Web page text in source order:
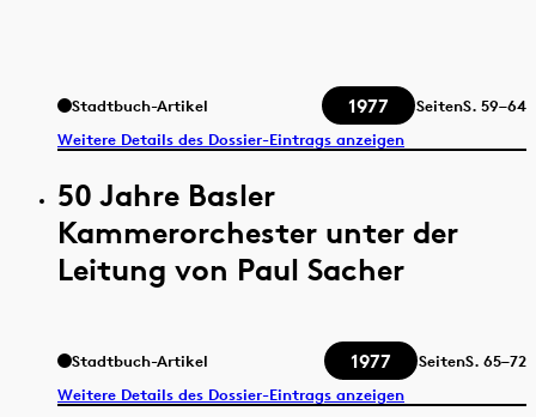
Stadtbuch-Artikel 1977 SeitenS. 59–64
Weitere Details des Dossier-Eintrags anzeigen
50 Jahre Basler
Kammerorchester unter der
Leitung von Paul Sacher
Stadtbuch-Artikel 1977 SeitenS. 65–72
Weitere Details des Dossier-Eintrags anzeigen